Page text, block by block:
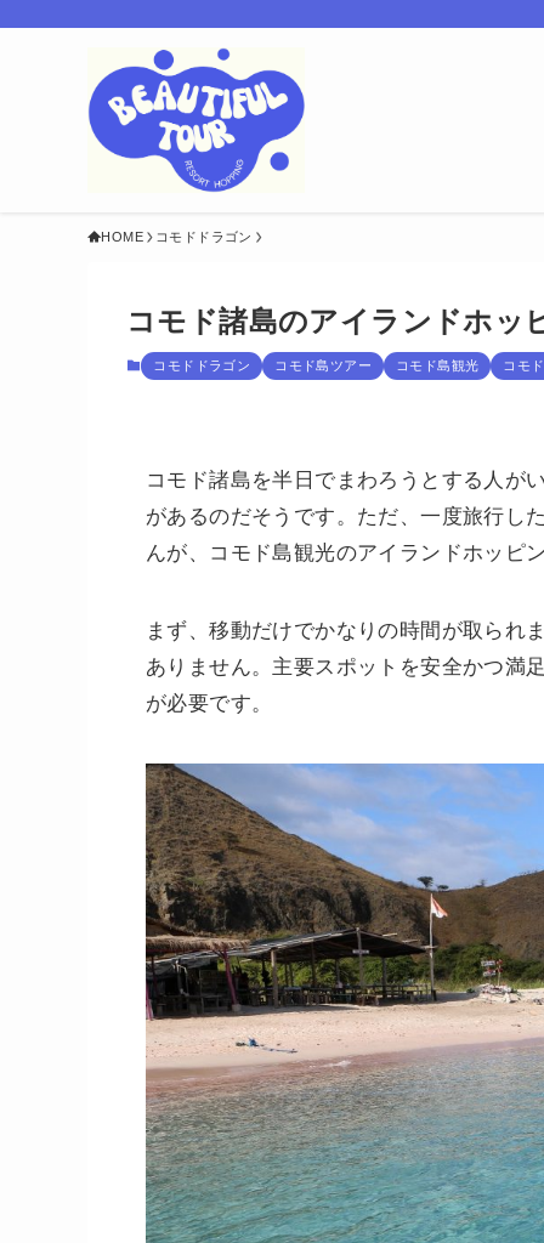
HOME コモドドラゴン
コモド諸島のアイランドホッ
コモドドラゴン コモド島ツアー コモド島観光 コモ
コモド諸島を半日でまわろうとする人が
があるのだそうです。ただ、一度旅行し
んが、コモド島観光のアイランドホッピ
まず、移動だけでかなりの時間が取られ
ありません。主要スポットを安全かつ満
が必要です。